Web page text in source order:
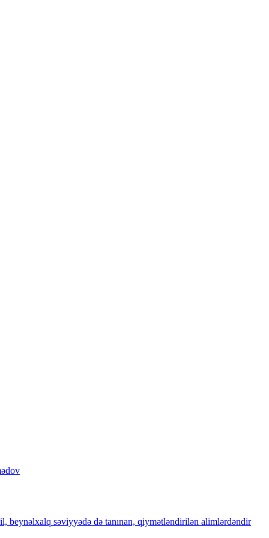
beynəlxalq səviyyədə də tanınan, qiymətləndirilən alimlərdəndir